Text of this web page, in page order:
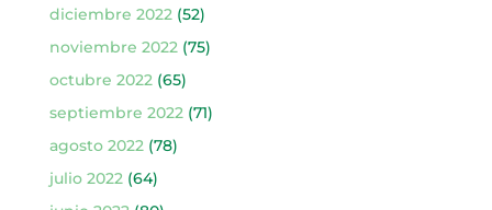
diciembre 2022 (52)
noviembre 2022 (75)
octubre 2022 (65)
septiembre 2022 (71)
agosto 2022 (78)
julio 2022 (64)